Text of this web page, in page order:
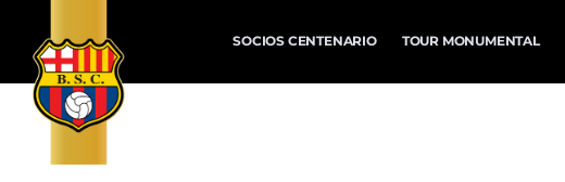
SOCIOS CENTENARIO TOUR MONUMENTAL